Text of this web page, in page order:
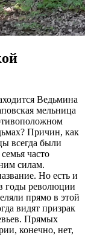
Ведьмина
мельница
Причин, как
всегда были
часто
силам.
Но есть и
в годы революции
прямо в этой
видят призрак
Прямых
конечно, нет,